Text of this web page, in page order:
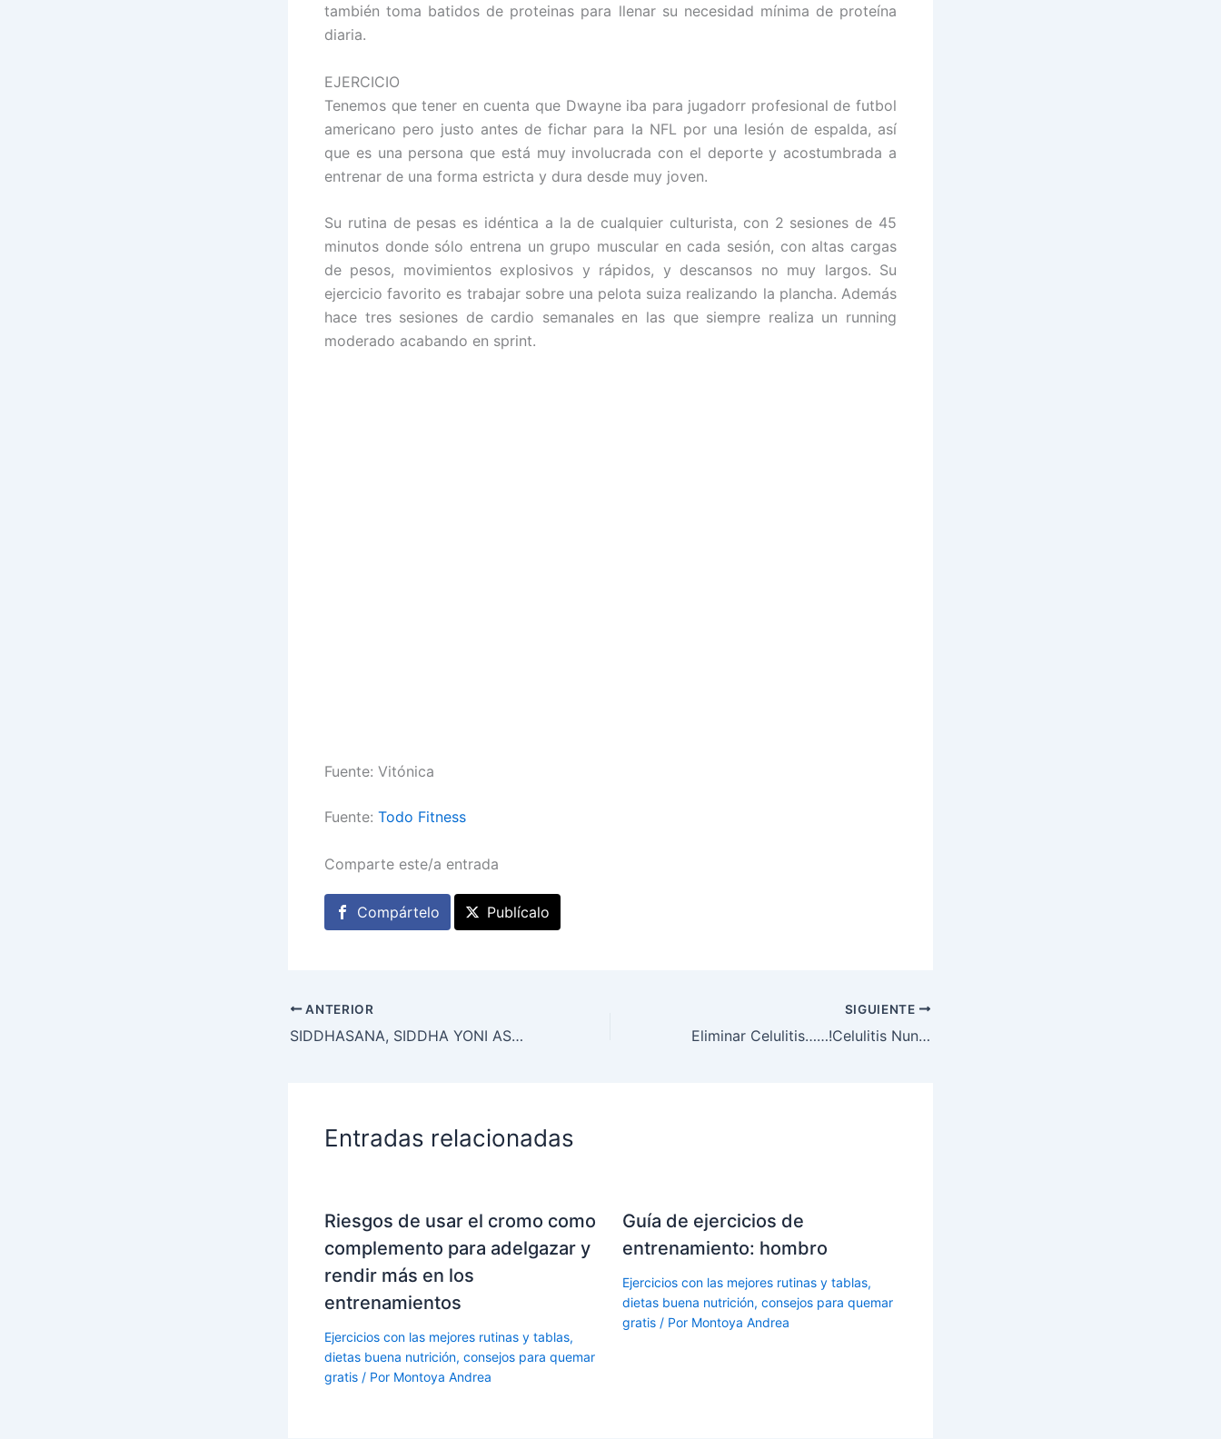
también toma batidos de proteinas para llenar su necesidad mínima de proteína
diaria.
EJERCICIO
Tenemos que tener en cuenta que Dwayne iba para jugadorr profesional de futbol
americano pero justo antes de fichar para la NFL por una lesión de espalda, así
que es una persona que está muy involucrada con el deporte y acostumbrada a
entrenar de una forma estricta y dura desde muy joven.
Su rutina de pesas es idéntica a la de cualquier culturista, con 2 sesiones de 45
minutos donde sólo entrena un grupo muscular en cada sesión, con altas cargas
de pesos, movimientos explosivos y rápidos, y descansos no muy largos. Su
ejercicio favorito es trabajar sobre una pelota suiza realizando la plancha. Además
hace tres sesiones de cardio semanales en las que siempre realiza un running
moderado acabando en sprint.
Fuente: Vitónica
Fuente: Todo Fitness
Comparte este/a entrada
Compártelo Publícalo
ANTERIOR
SIDDHASANA, SIDDHA YONI ASANA – POSTURA DEL ADEPTO
SIGUIENTE
Eliminar Celulitis……!Celulitis Nunca Mas!
Entradas relacionadas
Riesgos de usar el cromo como
complemento para adelgazar y
rendir más en los
entrenamientos
Ejercicios con las mejores rutinas y tablas,
dietas buena nutrición, consejos para quemar
gratis / Por Montoya Andrea
Guía de ejercicios de
entrenamiento: hombro
Ejercicios con las mejores rutinas y tablas,
dietas buena nutrición, consejos para quemar
gratis/ Por Montoya Andrea